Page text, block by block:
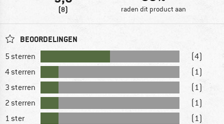
(8) raden dit product aan
BEOORDELINGEN
5 sterren
(4)
4 sterren
(1)
3 sterren
(1)
2 sterren
(1)
1 ster
(1)